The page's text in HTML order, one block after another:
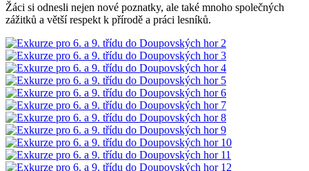
Žáci si odnesli nejen nové poznatky, ale také mnoho společných
zážitků a větší respekt k přírodě a práci lesníků.